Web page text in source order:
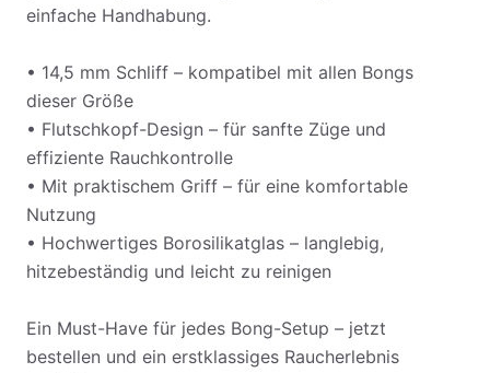
einfache Handhabung.
• 14,5 mm Schliff – kompatibel mit allen Bongs
dieser Größe
• Flutschkopf-Design – für sanfte Züge und
effiziente Rauchkontrolle
• Mit praktischem Griff – für eine komfortable
Nutzung
• Hochwertiges Borosilikatglas – langlebig,
hitzebeständig und leicht zu reinigen
Ein Must-Have für jedes Bong-Setup – jetzt
bestellen und ein erstklassiges Raucherlebnis